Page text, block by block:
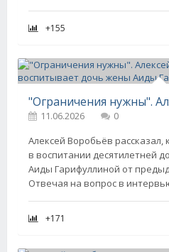
+155
11.06.2026
0
Алексей Воробьёв
в воспитании десятилетней
Аиды Гарифуллиной от
Отвечая на вопрос в
+171